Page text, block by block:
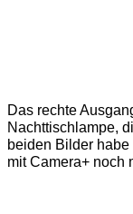
Das rechte
Nachttischlampe,
beiden Bilder
mit Camera+ noch